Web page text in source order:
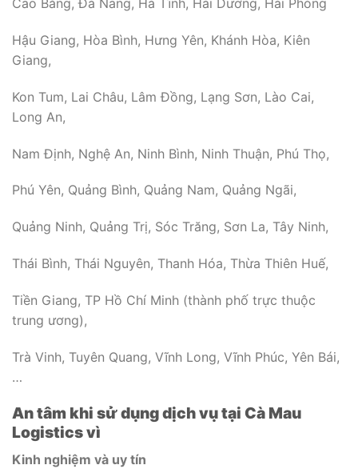
Cao Bằng, Đà Nẵng, Hà Tĩnh, Hải Dương, Hải Phòng
Hậu Giang, Hòa Bình, Hưng Yên, Khánh Hòa, Kiên
Giang,
Kon Tum, Lai Châu, Lâm Đồng, Lạng Sơn, Lào Cai,
Long An,
Nam Định, Nghệ An, Ninh Bình, Ninh Thuận, Phú Thọ,
Phú Yên, Quảng Bình, Quảng Nam, Quảng Ngãi,
Quảng Ninh, Quảng Trị, Sóc Trăng, Sơn La, Tây Ninh,
Thái Bình, Thái Nguyên, Thanh Hóa, Thừa Thiên Huế,
Tiền Giang, TP Hồ Chí Minh (thành phố trực thuộc
trung ương),
Trà Vinh, Tuyên Quang, Vĩnh Long, Vĩnh Phúc, Yên Bái,
…
An tâm khi sử dụng dịch vụ tại Cà Mau
Logistics vì
Kinh nghiệm và uy tín